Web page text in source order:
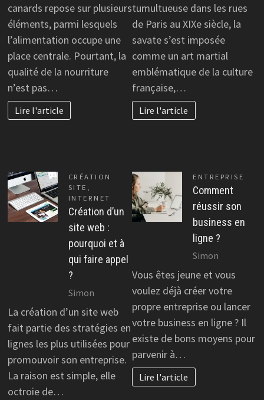
canards repose sur plusieurs
éléments, parmi lesquels
l’alimentation occupe une
place centrale. Pourtant, la
qualité de la nourriture
n’est pas…
Lire l'article
tumultueuse dans les rues
de Paris au XIXe siècle, la
savate s’est imposée
comme un art martial
emblématique de la culture
française,…
Lire l'article
CRÉATION
SITE ,
INTERNET
Création d’un
site web :
pourquoi et à
qui faire appel
?
Simon
La création d’un site web
fait partie des stratégies en
lignes les plus utilisées pour
promouvoir son entreprise.
La raison est simple, elle
octroie de…
ENTREPRISE
Comment
réussir son
business en
ligne ?
Simon
Vous êtes jeune et vous
voulez déjà créer votre
propre entreprise ou lancer
votre business en ligne ? Il
existe de bons moyens pour
parvenir à…
Lire l'article